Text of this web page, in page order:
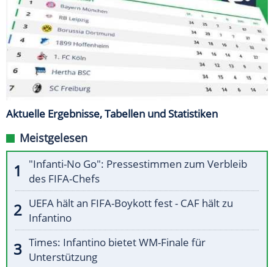
Aktuelle Ergebnisse, Tabellen und Statistiken
Meistgelesen
"Infanti-No Go": Pressestimmen zum Verbleib
des FIFA-Chefs
UEFA hält an FIFA-Boykott fest - CAF hält zu
Infantino
Times: Infantino bietet WM-Finale für
Unterstützung